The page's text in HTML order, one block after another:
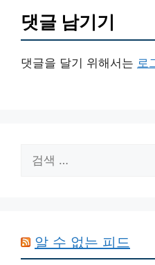
댓글 남기기
댓글을 달기 위해서는 로
색:
알 수 없는 피드